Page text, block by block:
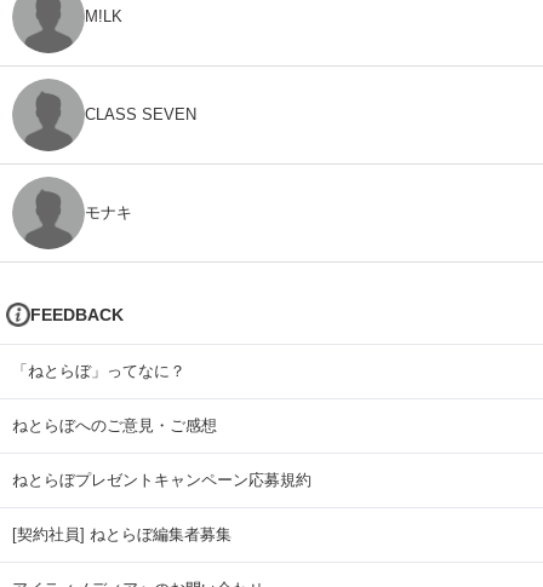
M!LK
CLASS SEVEN
モナキ
FEEDBACK
「ねとらぼ」ってなに？
ねとらぼへのご意見・ご感想
ねとらぼプレゼントキャンペーン応募規約
[契約社員] ねとらぼ編集者募集